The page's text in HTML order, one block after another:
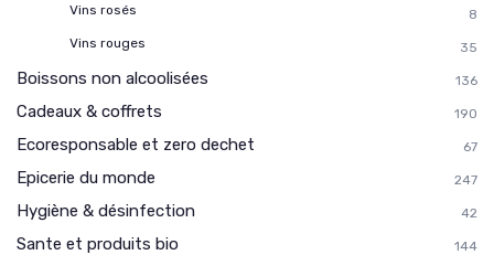
Vins rosés
8
Vins rouges
35
Boissons non alcoolisées 136
Cadeaux & coffrets 190
Ecoresponsable et zero dechet 67
Epicerie du monde 247
Hygiène & désinfection 42
Sante et produits bio 144